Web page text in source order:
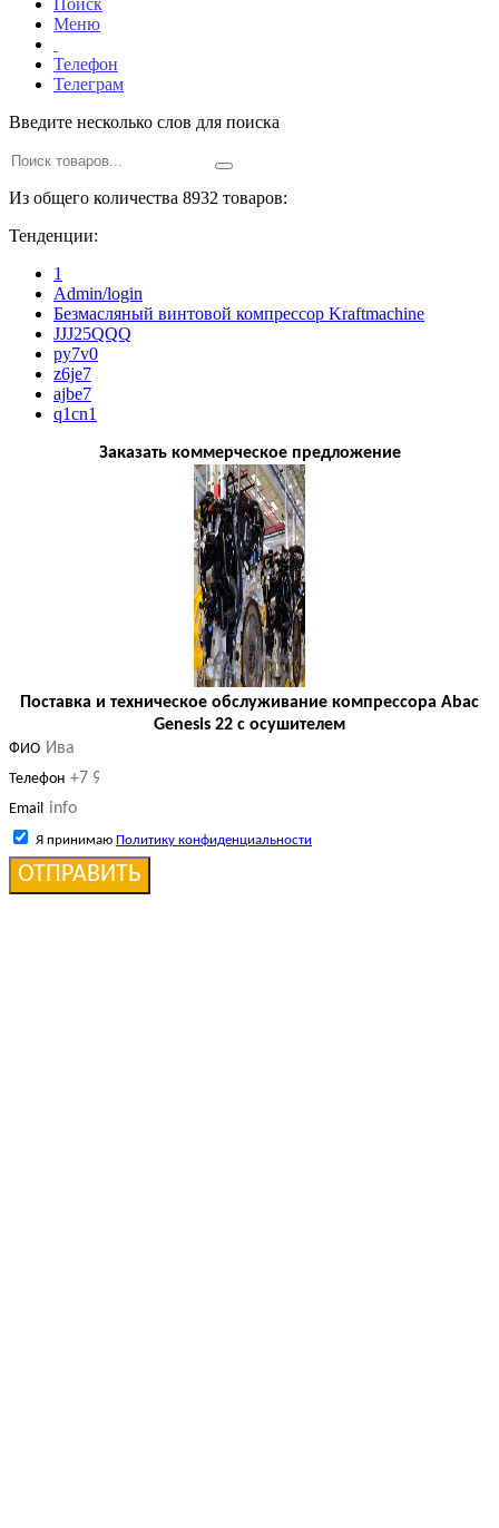
Поиск
Меню
Телефон
Телеграм
Введите несколько слов для поиска
Из общего количества 8932 товаров:
Тенденции:
1
Admin/login
Безмасляный винтовой компрессор Kraftmaсhine
JJJ25QQQ
py7v0
z6je7
ajbe7
q1cn1
Заказать коммерческое предложение
Поставка и техническое обслуживание компрессора Abac
Genesis 22 с осушителем
ФИО
Телефон
Email
Я принимаю Политику конфиденциальности
ОТПРАВИТЬ